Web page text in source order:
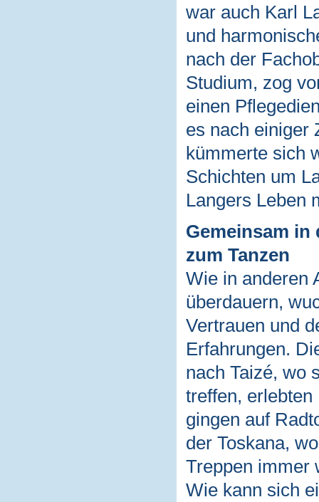
war auch Karl
und
nach der
Studium, zog
einen
es nach einiger
kümmerte sich
Schichten um
Langers Leben
Gemeinsam in
zum Tanzen
Wie in anderen
überdauern,
Vertrauen und
Erfahrungen.
nach Taizé, wo
treffen,
gingen auf
der Toskana,
Treppen immer
Wie kann sich